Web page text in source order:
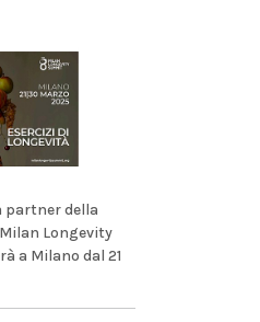
partner della
Longevity
a Milano dal 21